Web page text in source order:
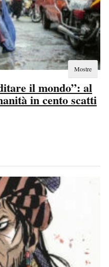
Mostre
il mondo”: al
in cento scatti